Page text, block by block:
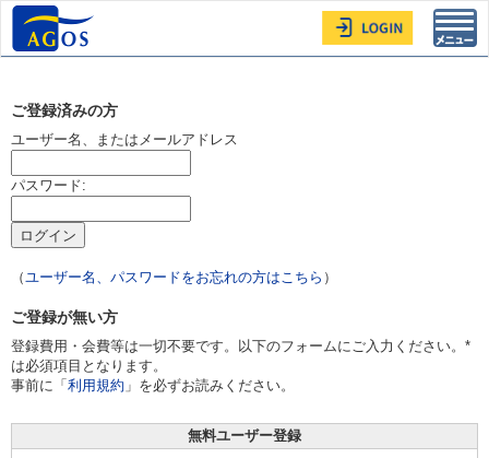
ご登録済みの方
ユーザー名、またはメールアドレス
パスワード:
（ユーザー名、パスワードをお忘れの方はこちら ）
ご登録が無い方
登録費用・会費等は一切不要です。以下のフォームにご入力ください。*
は必須項目となります。
事前に「 利用規約 」を必ずお読みください。
無料ユーザー登録